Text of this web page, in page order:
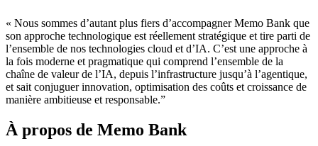
« Nous sommes d’autant plus fiers d’accompagner Memo Bank que
son approche technologique est réellement stratégique et tire parti de
l’ensemble de nos technologies cloud et d’IA. C’est une approche à
la fois moderne et pragmatique qui comprend l’ensemble de la
chaîne de valeur de l’IA, depuis l’infrastructure jusqu’à l’agentique,
et sait conjuguer innovation, optimisation des coûts et croissance de
manière ambitieuse et responsable.”
À propos de Memo Bank